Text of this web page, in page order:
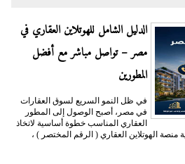
الدليل الشامل للهوتلاين العقاري في
مصر – تواصل مباشر مع أفضل
المطورين
في ظل النمو السريع لسوق العقارات
في مصر، أصبح الوصول إلى المطور
العقاري المناسب خطوة أساسية لاتخاذ
منصة الهوتلاين العقاري ( الرقم المختصر ) ،